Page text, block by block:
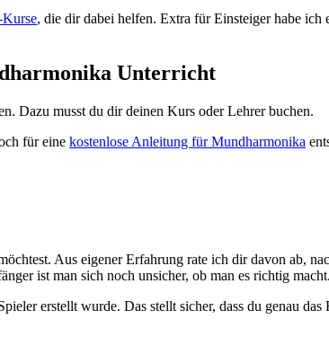
, die dir dabei helfen. Extra für Einsteiger habe
Unterricht
Dazu musst du dir deinen Kurs oder Lehrer buchen.
für eine kostenlose Anleitung für Mundharmonika
Aus eigener Erfahrung rate ich dir davon ab,
ist man sich noch unsicher, ob man es richtig
erstellt wurde. Das stellt sicher, dass du genau